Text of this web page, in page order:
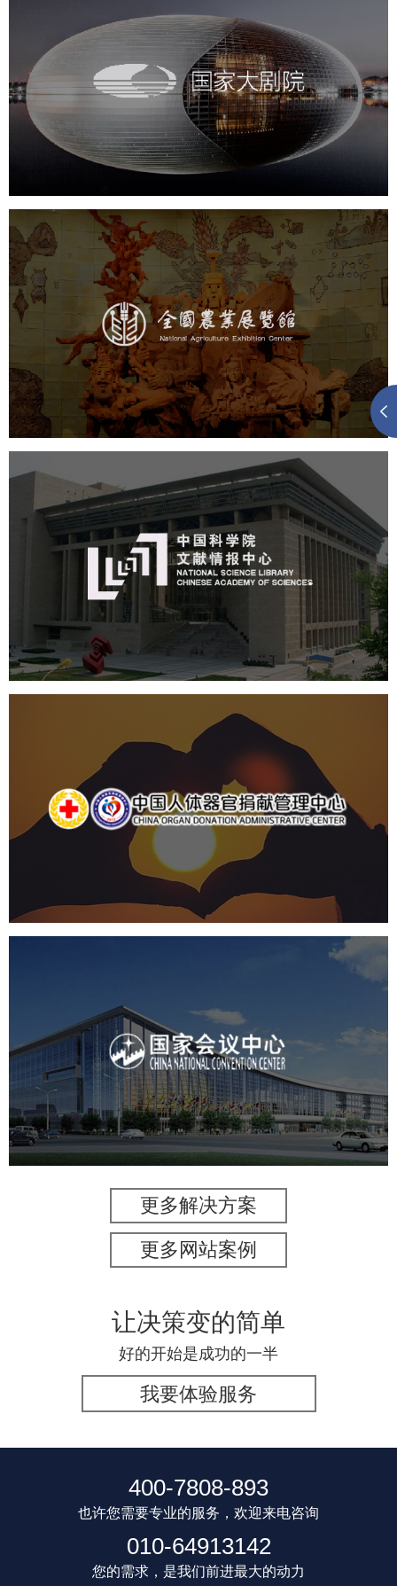
国家大剧院
文化艺术 剧院 智慧展馆 展馆网站建设
农业展览馆
文化艺术 展馆网站建设
博物馆展厅设计
数字博物馆建设
展厅空间设计
企业展厅设计
公司展厅设计
北京展厅设计 产品展厅设计
中国科学院文献情报中心
网站建设
数字博物馆建设
展厅空间设计
产品展厅设计
中国人体器官捐献管理中心
国企 品牌官网 网站建设
国家会议中心
专业服务 网站建设 网站设计
更多解决方案
更多网站案例
让决策变的简单
好的开始是成功的一半
我要体验服务
400-7808-893
也许您需要专业的服务，欢迎来电咨询
010-64913142
您的需求，是我们前进最大的动力